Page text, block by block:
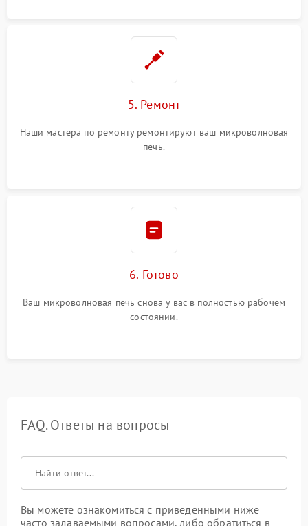
5. Ремонт
Наши мастера по ремонту ремонтируют ваш микроволновая
печь.
6. Готово
Ваш микроволновая печь снова у вас в полностью рабочем
состоянии.
FAQ. Ответы на вопросы
Вы можете ознакомиться с приведенными ниже
часто задаваемыми вопросами, либо обратиться в